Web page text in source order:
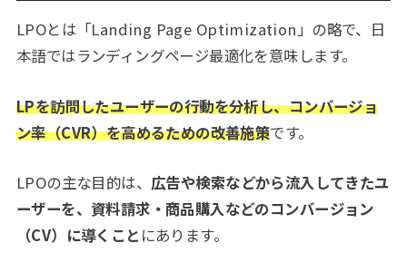
LPOとは「Landing Page Optimization」の略で、日
本語ではランディングページ最適化を意味します。
LPを訪問したユーザーの行動を分析し、コンバージョ
ン率（CVR）を高めるための改善施策です。
LPOの主な目的は、 広告や検索などから流入してきたユ
ーザーを、資料請求・商品購入などのコンバージョン
（CV）に導くこと にあります。